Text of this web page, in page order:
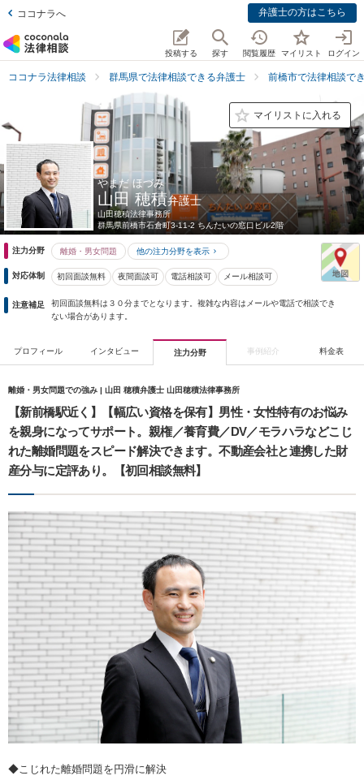
ココナラへ 弁護士の方はこちら
投稿する 探す 閲覧履歴 マイリスト ログイン
ココナラ法律相談 群馬県で法律相談できる弁護士 前橋市で法律相談で
マイリストに入れる
やまだ ほづみ
山田 穂積弁護士
山田穂積法律事務所
群馬県前橋市石倉町3-11-2 ちんたいの窓口ビル2階
注力分野 離婚・男女問題 他の注力分野を表示
対応体制 初回面談無料 夜間面談可 電話相談可 メール相談可
注意補足
初回面談無料は３０分までとなります。複雑な内容はメールや電話で相談でき
ない場合があります。
プロフィール インタビュー 注力分野 事例紹介 料金表
離婚・男女問題での強み | 山田 穂積弁護士 山田穂積法律事務所
【新前橋駅近く】【幅広い資格を保有】男性・女性特有のお悩み
を親身になってサポート。親権／養育費／DV／モラハラなどこじ
れた離婚問題をスピード解決できます。不動産会社と連携した財
産分与に定評あり。【初回相談無料】
◆こじれた離婚問題を円滑に解決